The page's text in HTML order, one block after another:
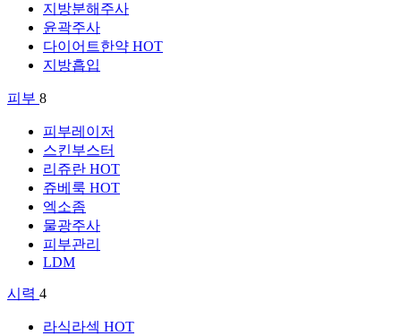
지방분해주사
윤곽주사
다이어트한약 HOT
지방흡입
피부 8
피부레이저
스킨부스터
리쥬란 HOT
쥬베룩 HOT
엑소좀
물광주사
피부관리
LDM
시력 4
라식라섹 HOT